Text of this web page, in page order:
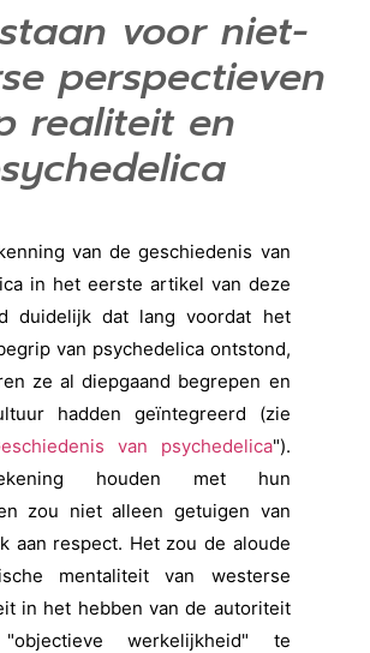
voor niet-
perspectieven
realiteit en
van de geschiedenis van
in het eerste artikel van deze
duidelijk dat lang voordat het
van psychedelica ontstond,
ze al diepgaand begrepen en
hadden geïntegreerd (zie
van psychedelica").
houden met hun
zou niet alleen getuigen van
aan respect. Het zou de aloude
mentaliteit van westerse
in het hebben van de autoriteit
werkelijkheid" te